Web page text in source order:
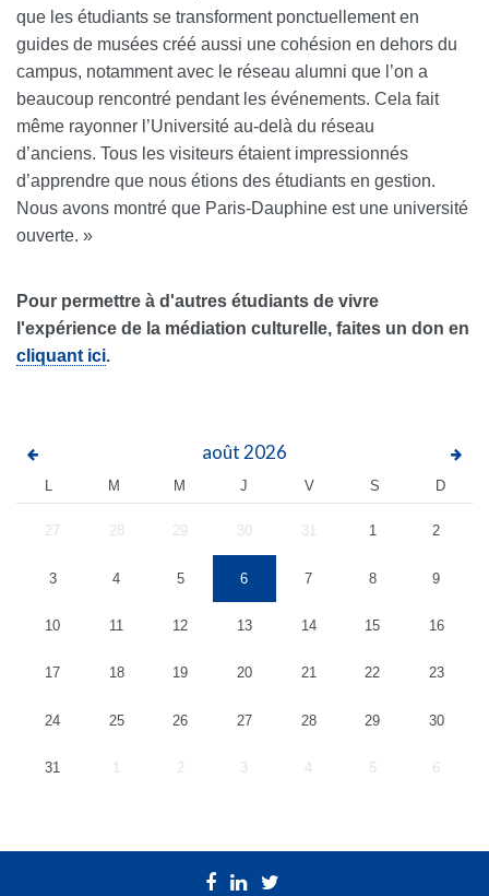
que les étudiants se transforment ponctuellement en
guides de musées créé aussi une cohésion en dehors du
campus, notamment avec le réseau alumni que l’on a
beaucoup rencontré pendant les événements. Cela fait
même rayonner l’Université au-delà du réseau
d’anciens. Tous les visiteurs étaient impressionnés
d’apprendre que nous étions des étudiants en gestion.
Nous avons montré que Paris-Dauphine est une université
ouverte. »
Pour permettre à d'autres étudiants de vivre
l'expérience de la médiation culturelle, faites un don en
cliquant ici.
août 2026
L M M J V S D
27 28 29 30 31 1 2
3 4 5 6 7 8 9
10 11 12 13 14 15 16
17 18 19 20 21 22 23
24 25 26 27 28 29 30
31 1 2 3 4 5 6